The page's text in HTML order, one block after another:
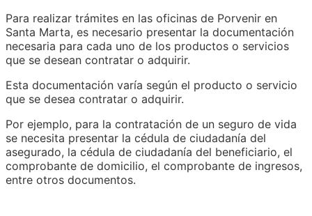
Para realizar trámites en las oficinas de Porvenir en
Santa Marta, es necesario presentar la documentación
necesaria para cada uno de los productos o servicios
que se desean contratar o adquirir.
Esta documentación varía según el producto o servicio
que se desea contratar o adquirir.
Por ejemplo, para la contratación de un seguro de vida
se necesita presentar la cédula de ciudadanía del
asegurado, la cédula de ciudadanía del beneficiario, el
comprobante de domicilio, el comprobante de ingresos,
entre otros documentos.